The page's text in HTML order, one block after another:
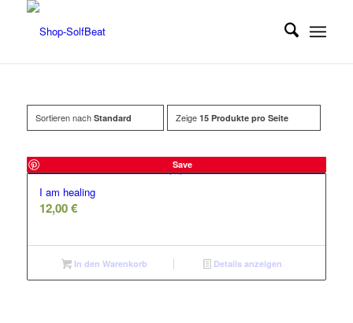
Sortieren nach Standard Zeige 15 Produkte pro Seite
Save
I am healing
12,00€
In den Warenkorb Details anzeigen